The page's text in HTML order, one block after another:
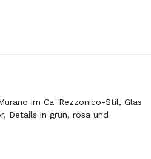
im Ca 'Rezzonico-Stil, Glas
Details in grün, rosa und